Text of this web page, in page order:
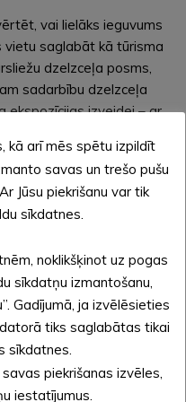
vai lielāks ieguvums
vietu saglabāt kā tūrisma
dzelzceļa posms,
sadarbību dzelzceļa
ekspozīcijas izveidei – ar
īsu pārbraucienu
Neatkarīgi no esošā
nākotnē, šādā
ka saglabāsies viens
– funkcionējošs
pārstāvis Jānis
gadu laikā mērķtiecīgi ir
Alūksnē – atjaunotajā
veltīta
kas aktīvajā sezonā
labiekārtota stacijas
kā arī mēs spētu izpildīt
savas un trešo pušu
Jūsu piekrišanu var tik
sīkdatnes.
noklikšķinot uz pogas
sīkdatņu izmantošanu,
Gadījumā, ja izvēlēsieties
datorā tiks saglabātas tikai
sīkdatnes.
piekrišanas izvēles,
iestatījumus.